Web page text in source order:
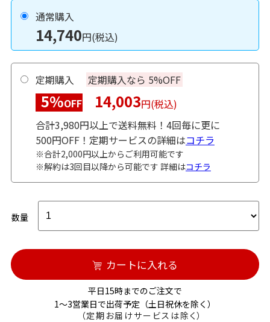
通常購入
14,740円(税込)
定期購入 定期購入なら 5%OFF
5%OFF 14,003円(税込)
合計3,980円以上で送料無料！4回毎に更に
500円OFF！定期サービスの詳細はコチラ
※合計2,000円以上からご利用可能です
※解約は3回目以降から可能です 詳細はコチラ
数量
カートに入れる
平日15時までのご注文で
1～3営業日で出荷予定（土日祝休を除く）
（定期お届けサービスは除く）